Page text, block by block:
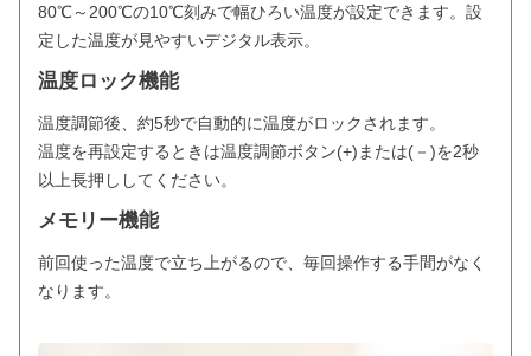
80℃～200℃の10℃刻みで幅ひろい温度が設定できます。設
定した温度が見やすいデジタル表示。
温度ロック機能
温度調節後、約5秒で自動的に温度がロックされます。
温度を再設定するときは温度調節ボタン(+)または(－)を2秒
以上長押ししてください。
メモリー機能
前回使った温度で立ち上がるので、毎回操作する手間がなく
なります。